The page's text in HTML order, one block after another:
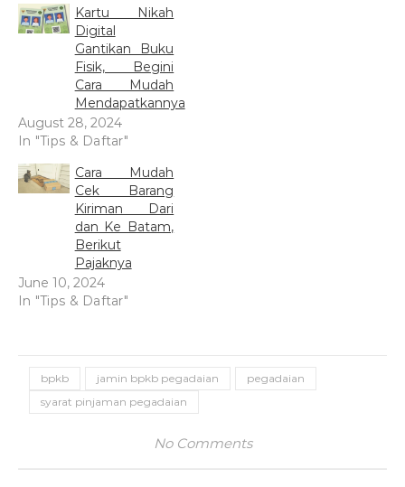
Kartu Nikah
Digital
Gantikan Buku
Fisik, Begini
Cara Mudah
Mendapatkannya
August 28, 2024
In "Tips & Daftar"
Cara Mudah
Cek Barang
Kiriman Dari
dan Ke Batam,
Berikut
Pajaknya
June 10, 2024
In "Tips & Daftar"
bpkb jamin bpkb pegadaian
pegadaian
syarat pinjaman pegadaian
No Comments